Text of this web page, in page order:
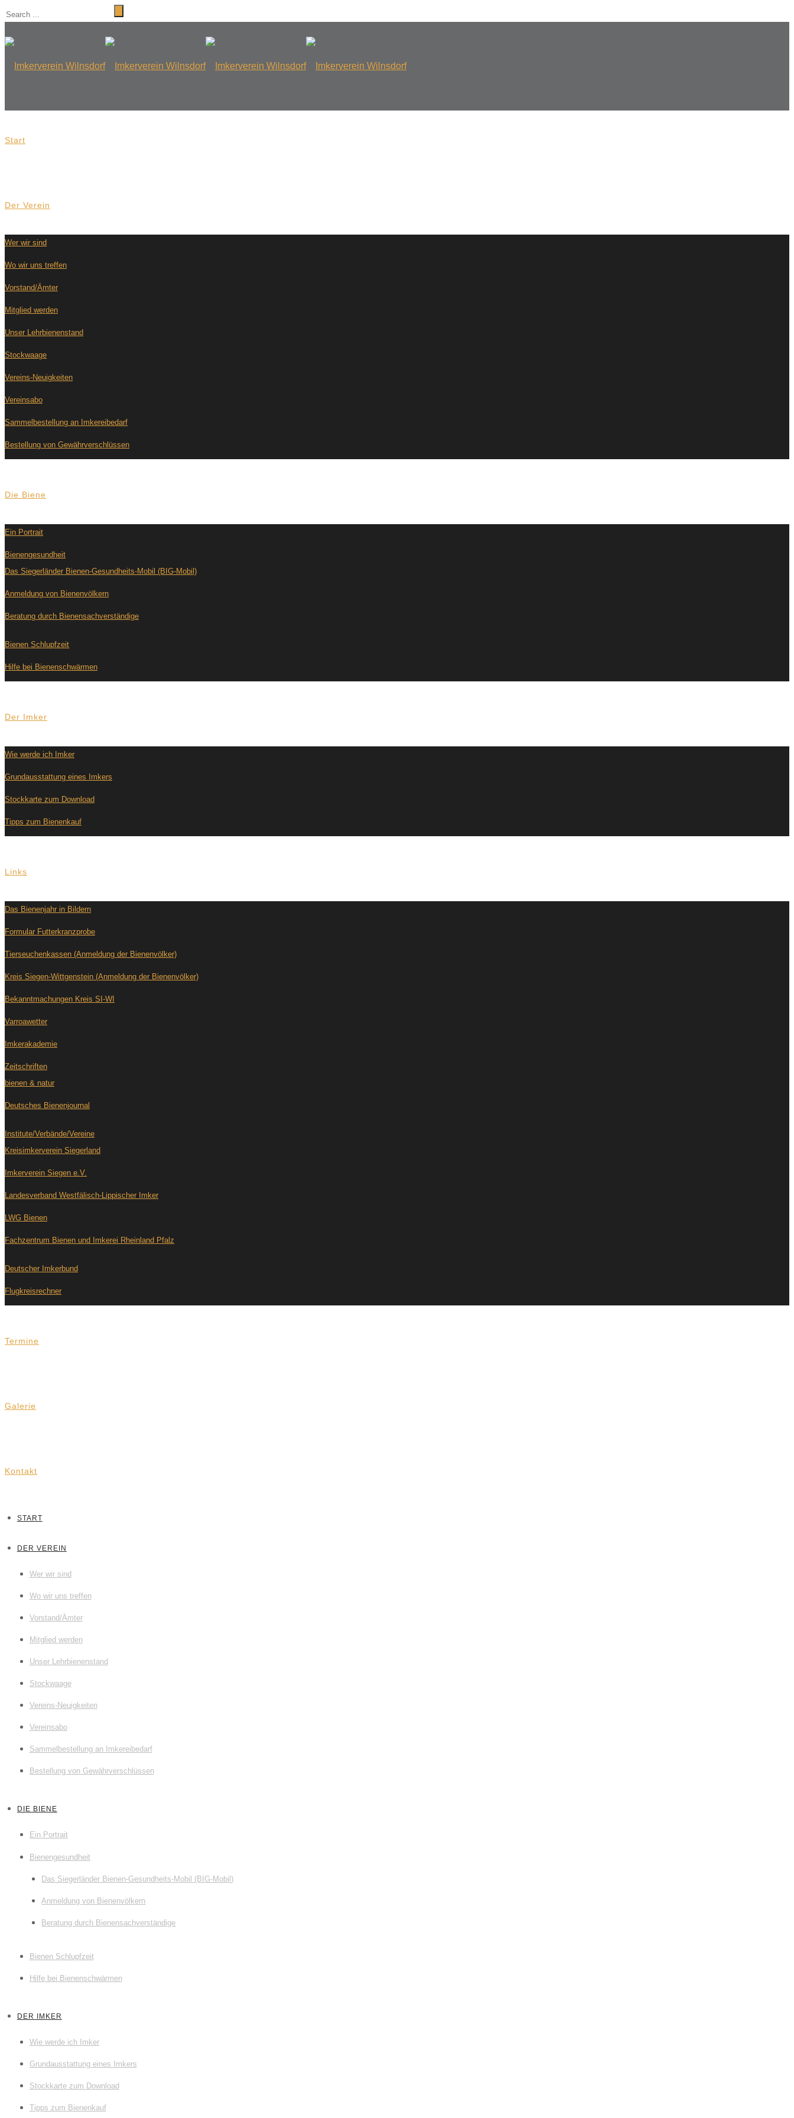
Start
Der Verein
Wer wir sind
Wo wir uns treffen
Vorstand/Ämter
Mitglied werden
Unser Lehrbienenstand
Stockwaage
Vereins-Neuigkeiten
Vereinsabo
Sammelbestellung an Imkereibedarf
Bestellung von Gewährverschlüssen
Die Biene
Ein Portrait
Bienengesundheit
Das Siegerländer Bienen-Gesundheits-Mobil (BIG-Mobil)
Anmeldung von Bienenvölkern
Beratung durch Bienensachverständige
Bienen Schlupfzeit
Hilfe bei Bienenschwärmen
Der Imker
Wie werde ich Imker
Grundausstattung eines Imkers
Stockkarte zum Download
Tipps zum Bienenkauf
Links
Das Bienenjahr in Bildern
Formular Futterkranzprobe
Tierseuchenkassen (Anmeldung der Bienenvölker)
Kreis Siegen-Wittgenstein (Anmeldung der Bienenvölker)
Bekanntmachungen Kreis SI-WI
Varroawetter
Imkerakademie
Zeitschriften
bienen & natur
Deutsches Bienenjournal
Institute/Verbände/Vereine
Kreisimkerverein Siegerland
Imkerverein Siegen e.V.
Landesverband Westfälisch-Lippischer Imker
LWG Bienen
Fachzentrum Bienen und Imkerei Rheinland Pfalz
Deutscher Imkerbund
Flugkreisrechner
Termine
Galerie
Kontakt
START
DER VEREIN
Wer wir sind
Wo wir uns treffen
Vorstand/Ämter
Mitglied werden
Unser Lehrbienenstand
Stockwaage
Vereins-Neuigkeiten
Vereinsabo
Sammelbestellung an Imkereibedarf
Bestellung von Gewährverschlüssen
DIE BIENE
Ein Portrait
Bienengesundheit
Das Siegerländer Bienen-Gesundheits-Mobil (BIG-Mobil)
Anmeldung von Bienenvölkern
Beratung durch Bienensachverständige
Bienen Schlupfzeit
Hilfe bei Bienenschwärmen
DER IMKER
Wie werde ich Imker
Grundausstattung eines Imkers
Stockkarte zum Download
Tipps zum Bienenkauf